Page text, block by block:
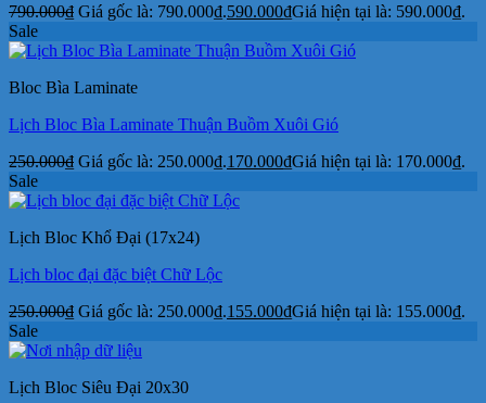
790.000₫ Giá gốc là: 790.000₫.590.000₫Giá hiện tại là: 590.000₫.
Sale
Bloc Bìa Laminate
Lịch Bloc Bìa Laminate Thuận Buồm Xuôi Gió
250.000₫ Giá gốc là: 250.000₫.170.000₫Giá hiện tại là: 170.000₫.
Sale
Lịch Bloc Khổ Đại (17x24)
Lịch bloc đại đặc biệt Chữ Lộc
250.000₫ Giá gốc là: 250.000₫.155.000₫Giá hiện tại là: 155.000₫.
Sale
Lịch Bloc Siêu Đại 20x30